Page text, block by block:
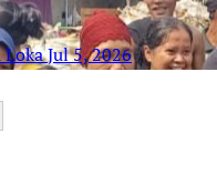
LokaJul 5, 2026